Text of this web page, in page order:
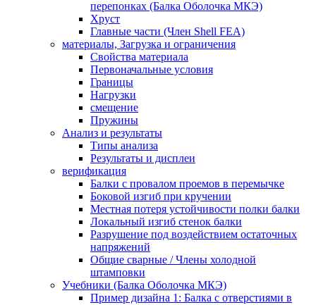
перепонках (Балка Оболочка МКЭ)
Хруст
Главные части (Член Shell FEA)
материалы, Загрузка и ограничения
Свойства материала
Первоначальные условия
Границы
Нагрузки
смещение
Пружины
Анализ и результаты
Типы анализа
Результаты и дисплеи
верификация
Балки с провалом проемов в перемычке
Боковой изгиб при кручении
Местная потеря устойчивости полки балки
Локальный изгиб стенок балки
Разрушение под воздействием остаточных
напряжений
Общие сварные / Члены холодной
штамповки
Учебники (Балка Оболочка МКЭ)
Пример дизайна 1: Балка с отверстиями в